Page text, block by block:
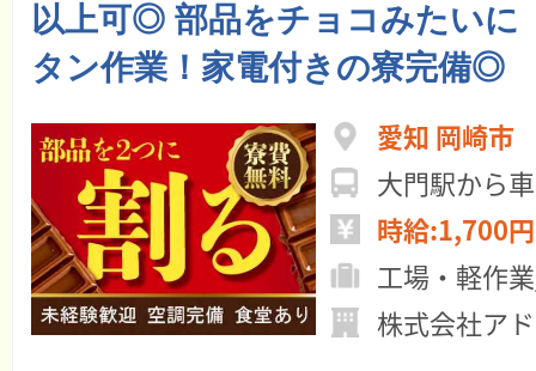
以上可◎ 部品をチョコみたいに
タン作業！家電付きの寮完備◎
愛知 岡崎市
大門駅から
時給:1,700
工場・軽作
株式会社ア